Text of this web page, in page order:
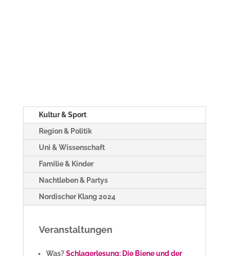
Kultur & Sport
Region & Politik
Uni & Wissenschaft
Familie & Kinder
Nachtleben & Partys
Nordischer Klang 2024
Veranstaltungen
Was?Schlagerlesung: Die Biene und der